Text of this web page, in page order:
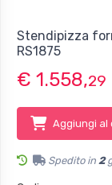
Stendipizza
RS1875
€ 1.558,29
Aggiungi al
Spedito in 2